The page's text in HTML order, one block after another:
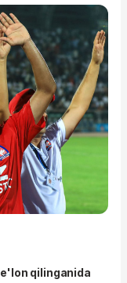
e'lon qilinganida